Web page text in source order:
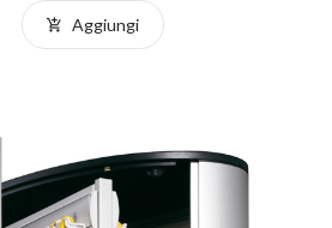
Aggiungi